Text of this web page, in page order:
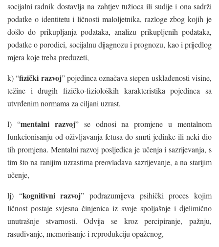
socijalni radnik dostavlja na zahtjev tužioca ili sudije i ona sadrži
podatke o identitetu i ličnosti maloljetnika, razloge zbog kojih je
došlo do prikupljanja podataka, analizu prikupljenih podataka,
podatke o porodici, socijalnu dijagnozu i prognozu, kao i prijedlog
mjera koje treba preduzeti,
k) “fizički razvoj” pojedinca označava stepen usklađenosti visine,
težine i drugih fizičko-fizioloških karakteristika pojedinca sa
utvrđenim normama za ciljani uzrast,
l) “mentalni razvoj” se odnosi na promjene u mentalnom
funkcionisanju od oživljavanja fetusa do smrti jedinke ili neki dio
tih promjena. Mentalni razvoj posljedica je učenja i sazrijevanja, s
tim što na ranijim uzrastima preovladava sazrijevanje, a na starijim
učenje,
lj) “kognitivni razvoj” podrazumijeva psihički proces kojim
ličnost postaje svjesna činjenica iz svoje spoljašnje i djelimično
unutrašnje stvarnosti. Odvija se kroz percipiranje, pažnju,
rasuđivanje, memorisanje i reprodukciju opaženog,